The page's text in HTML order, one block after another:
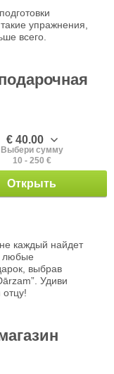
упражнения,
всего.
€ 40.00
Выбери сумму
10 - 250 €
Открыть
каждый найдет
любые
выбрав
Удиви